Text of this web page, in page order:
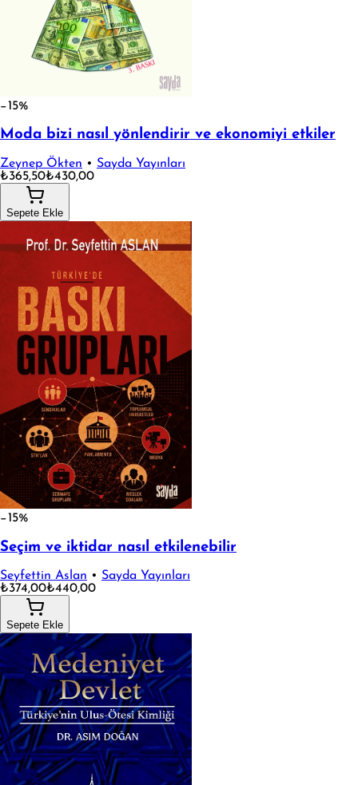
−15%
Moda bizi nasıl yönlendirir ve ekonomiyi etkiler
Zeynep Ökten • Sayda Yayınları
₺365,50₺430,00
Sepete Ekle
−15%
Seçim ve iktidar nasıl etkilenebilir
Seyfettin Aslan • Sayda Yayınları
₺374,00₺440,00
Sepete Ekle